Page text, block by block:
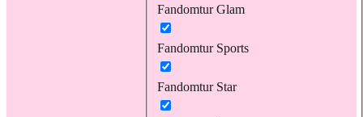
Fandomtur Glam
Fandomtur Sports
Fandomtur Star